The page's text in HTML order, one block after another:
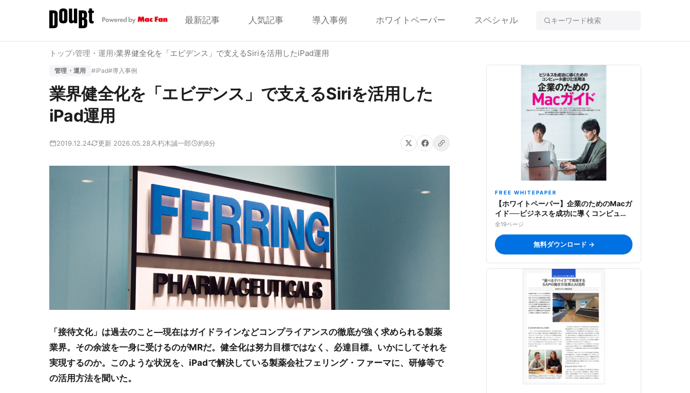
最新記事 人気記事 導入事例 ホワイトペーパー スペシャル
トップ›管理・運用›業界健全化を「エビデンス」で支えるSiriを活用したiPad運用
管理・運用 #iPad#導入事例
業界健全化を「エビデンス」で支えるSiriを活用した
iPad運用
2019.12.24 更新 2026.05.28 朽木誠一郎 約8分
「接待文化」は過去のこと―現在はガイドラインなどコンプライアンスの徹底が強く求められる製薬
業界。その余波を一身に受けるのがMRだ。健全化は努力目標ではなく、必達目標。いかにしてそれを
実現するのか。このような状況を、iPadで解決している製薬会社フェリング・ファーマに、研修等で
の活用方法を聞いた。
FREE WHITEPAPER
【ホワイトペーパー】企業のためのMacガ
イド──ビジネスを成功に導くコンピュー
タ選びと活用法
全19ページ
無料ダウンロード →